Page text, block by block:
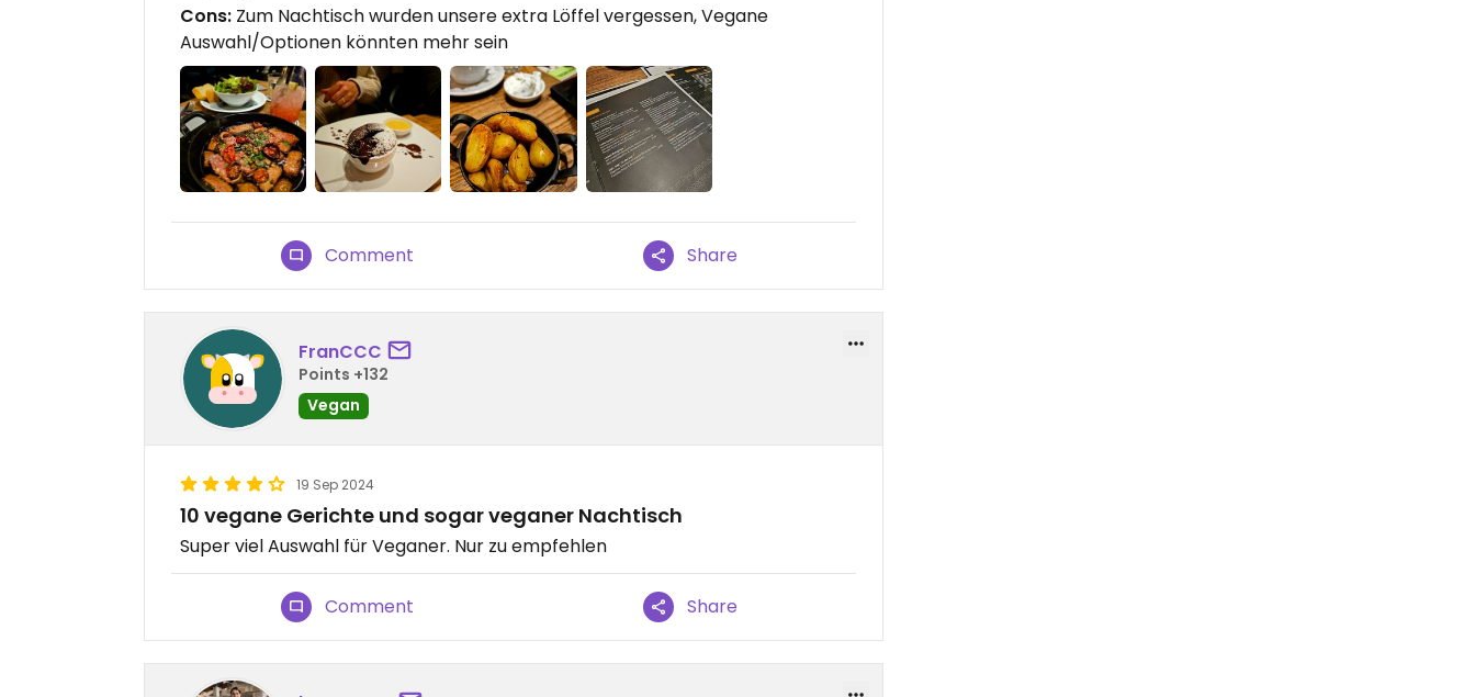
Cons: Zum Nachtisch wurden unsere extra Löffel vergessen, Vegane
Auswahl/Optionen könnten mehr sein
Comment Share
FranCCC
Points +132
Vegan
19 Sep 2024
10 vegane Gerichte und sogar veganer Nachtisch
Super viel Auswahl für Veganer. Nur zu empfehlen
Comment Share